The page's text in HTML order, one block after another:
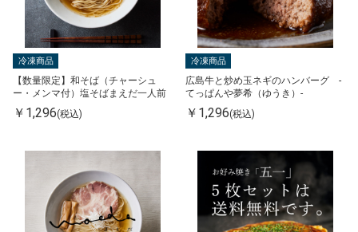
冷凍商品
【数量限定】和そば（チャーシュ
ー・メンマ付）塩そばまえだ一人前
￥1,296(税込)
冷凍商品
広島牛と炒め玉ネギのハンバーグ -
てっぱんや夢希（ゆうき）-
￥1,296(税込)